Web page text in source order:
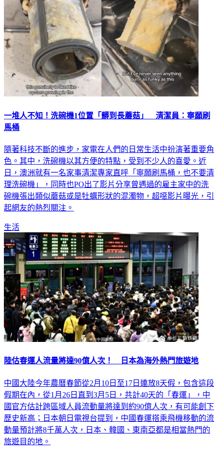
一堆人不知！洗碗機1位置「髒到長蘑菇」 清潔員：寧願刷
馬桶
隨著科技不斷的進步，家電在人們的日常生活中扮演著重要角
色。其中，洗碗機以其方便的特點，受到不少人的喜愛。近
日，澳洲就有一名家事清潔專家直呼「寧願刷馬桶，也不要清
理洗碗機」，同時也PO出了影片分享曾遇過的雇主家中的洗
碗機張出類似蘑菇或是牡蠣形狀的混濁物，超噁影片曝光，引
起網友的熱烈關注。
生活
陸估春運人流量將達90億人次！ 日本為海外熱門旅遊地
中國大陸今年農曆春節從2月10日至17日連放8天假，包含這段
假期在內，從1月26日直到3月5日，共計40天的「春運」，中
國官方估計跨區域人員流動量將達到約90億人次，有可能創下
歷史新高；日本朝日電視台提到，中國春運搭乘飛機移動的流
動量預計將8千萬人次，日本、韓國、東南亞都是相當熱門的
旅遊目的地。